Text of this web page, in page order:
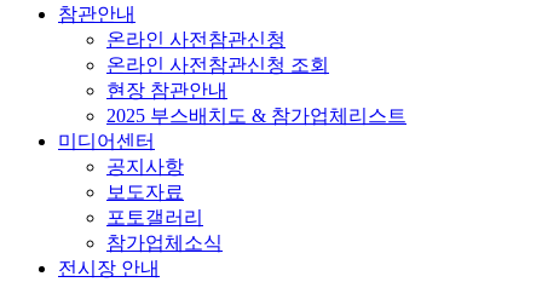
참관안내
온라인 사전참관신청
온라인 사전참관신청 조회
현장 참관안내
2025 부스배치도 & 참가업체리스트
미디어센터
공지사항
보도자료
포토갤러리
참가업체소식
전시장 안내